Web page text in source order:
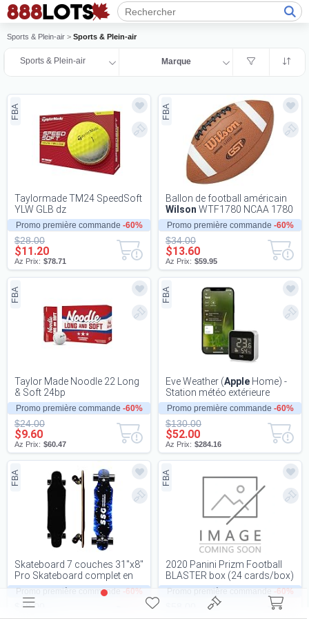
Sports & Plein-air > Sports & Plein-air
Sports & Plein-air Marque
FBA
Promo première commande -60%
Taylormade TM24 SpeedSoft
YLW GLB dz
$28.00
$11.20
Az Prix: $78.71
FBA
Promo première commande -60%
Ballon de football américain
Wilson WTF1780 NCAA 1780
GST Composite
$34.00
$13.60
Az Prix: $59.95
FBA
Promo première commande -60%
Taylor Made Noodle 22 Long
& Soft 24bp
$24.00
$9.60
Az Prix: $60.47
FBA
Promo première commande -60%
Eve Weather (Apple Home) -
Station météo extérieure
connectée pour suivre la
température,...
$130.00
$52.00
Az Prix: $284.16
FBA
Promo première commande -60%
Skateboard 7 couches 31"x8"
Pro Skateboard complet en
bois d'érable Longboard pour
adolesc...
$48.00
FBA
Promo première commande -60%
2020 Panini Prizm Football
BLASTER box (24 cards/box)